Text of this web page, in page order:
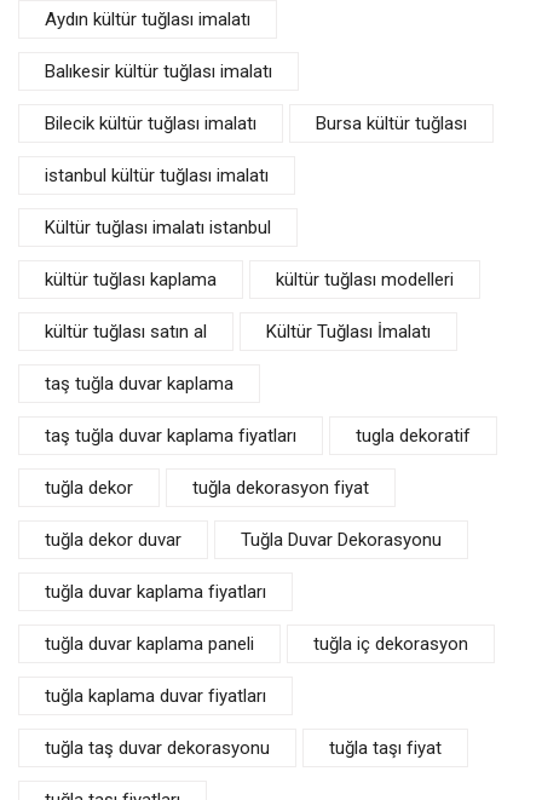
Aydın kültür tuğlası imalatı
Balıkesir kültür tuğlası imalatı
Bilecik kültür tuğlası imalatı Bursa kültür tuğlası
istanbul kültür tuğlası imalatı
Kültür tuğlası imalatı istanbul
kültür tuğlası kaplama kültür tuğlası modelleri
kültür tuğlası satın al Kültür Tuğlası İmalatı
taş tuğla duvar kaplama
taş tuğla duvar kaplama fiyatları tugla dekoratif
tuğla dekor tuğla dekorasyon fiyat
tuğla dekor duvar Tuğla Duvar Dekorasyonu
tuğla duvar kaplama fiyatları
tuğla duvar kaplama paneli tuğla iç dekorasyon
tuğla kaplama duvar fiyatları
tuğla taş duvar dekorasyonu tuğla taşı fiyat